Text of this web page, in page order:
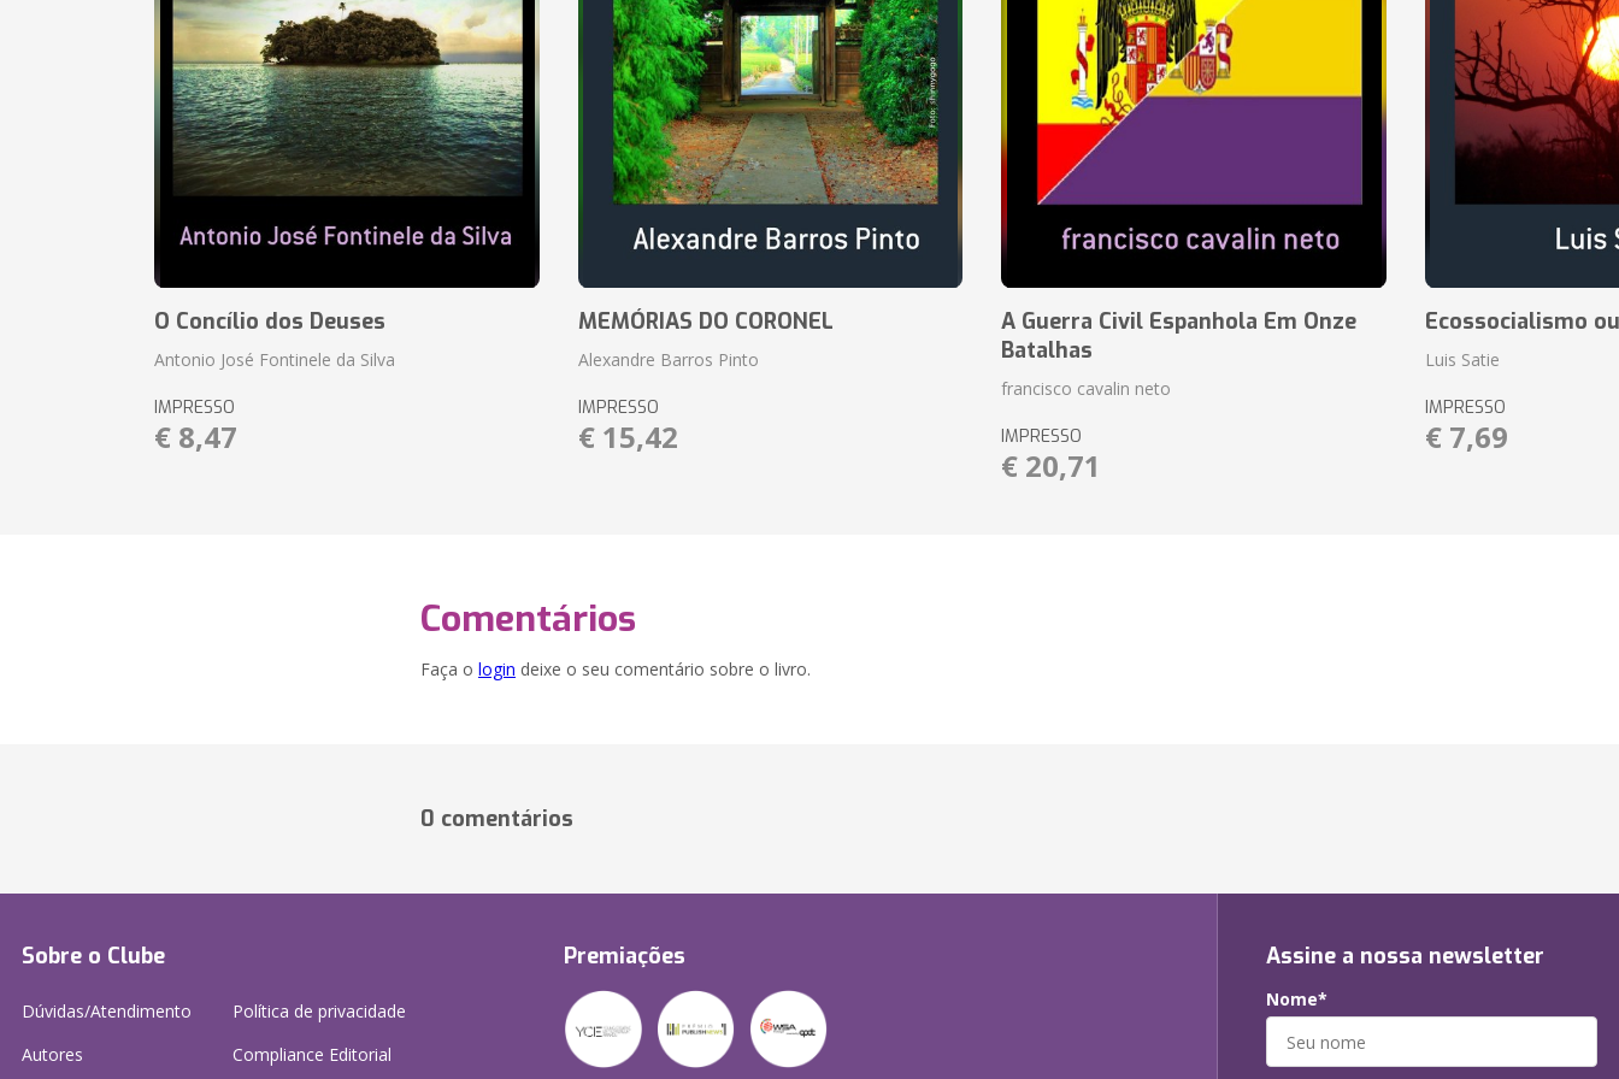
O Concílio dos Deuses
Antonio José Fontinele da Silva
IMPRESSO
€ 8,47
MEMÓRIAS DO CORONEL
Alexandre Barros Pinto
IMPRESSO
€ 15,42
A Guerra Civil Espanhola Em Onze
Batalhas
francisco cavalin neto
IMPRESSO
€ 20,71
Ecossocialismo
Luis Satie
IMPRESSO
€ 7,69
Comentários
Faça o login deixe o seu comentário sobre o livro.
0 comentários
Sobre o Clube
Dúvidas/Atendimento
Autores
Política de privacidade
Compliance Editorial
Premiações Assine a nossa newsletter
Nome*